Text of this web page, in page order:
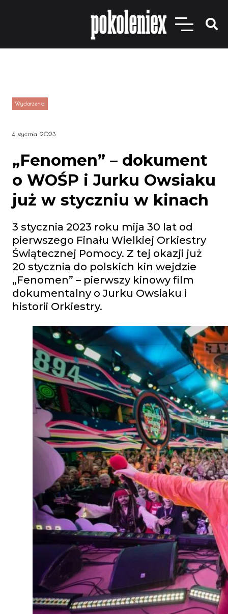
Wydarzenia
4 stycznia 2023
„Fenomen” – dokument
o WOŚP i Jurku Owsiaku
już w styczniu w kinach
3 stycznia 2023 roku mija 30 lat od
pierwszego Finału Wielkiej Orkiestry
Świątecznej Pomocy. Z tej okazji już
20 stycznia do polskich kin wejdzie
„Fenomen” – pierwszy kinowy film
dokumentalny o Jurku Owsiaku i
historii Orkiestry.